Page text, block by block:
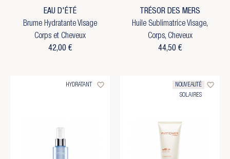
EAU D'ÉTÉ
Brume Hydratante Visage
Corps et Cheveux
42,00 €
TRÉSOR DES MERS
Huile Sublimatrice Visage,
Corps, Cheveux
44,50 €
HYDRATANT favorite_border
NOUVEAUTÉ
SOLAIRES
favorite_border